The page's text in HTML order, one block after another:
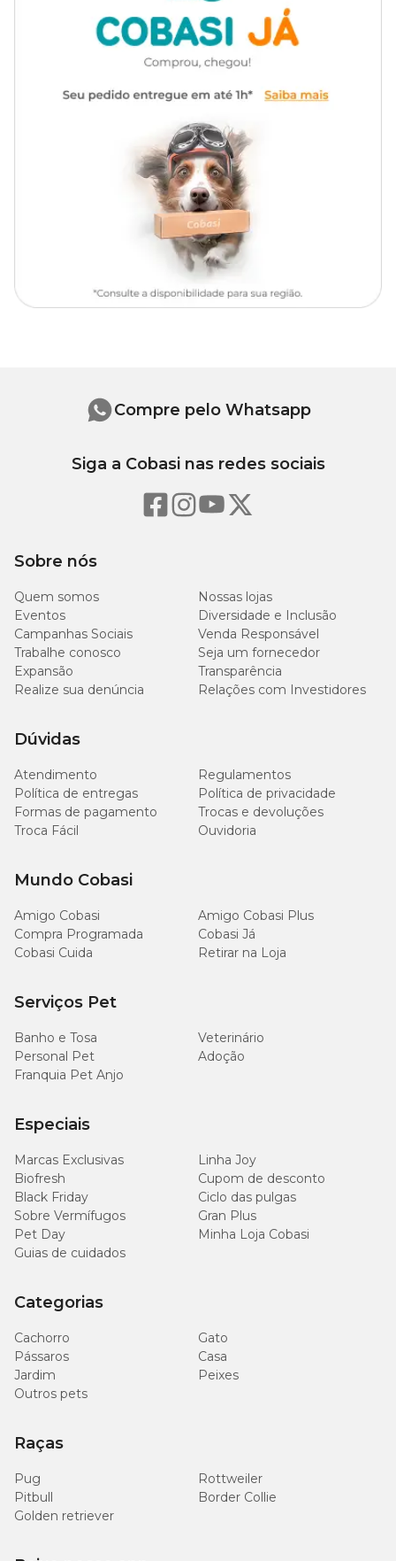
água, deixando agir no mínimo por 10 minutos antes de
Lave bem os objetos ou utensílios utilizados como medida antes de
Elimine todo resíduo de sabão da área a ser desinfetada com
Vet+20, pois o sabão neutraliza a ação bactericida do desinfetante.
Cloreto de alquil dimetíl benzil amônio , emulsificante, fragrância,
Sobre nós
Quem somos
Nossas lojas
Eventos
Diversidade e Inclusão
Campanhas Sociais
Venda Responsável
Trabalhe conosco
Seja um fornecedor
Expansão
Transparência
Realize sua denúncia
Relações com Investidores
Dúvidas
Atendimento
Regulamentos
Política de entregas
Política de privacidade
Formas de pagamento
Trocas e devoluções
Troca Fácil
Ouvidoria
Mundo Cobasi
Amigo Cobasi
Amigo Cobasi Plus
Compra Programada
Cobasi Já
Cobasi Cuida
Retirar na Loja
Serviços Pet
Banho e Tosa
Veterinário
Personal Pet
Adoção
Franquia Pet Anjo
Especiais
Marcas Exclusivas
Linha Joy
Biofresh
Cupom de desconto
Black Friday
Ciclo das pulgas
Sobre Vermífugos
Gran Plus
Pet Day
Minha Loja Cobasi
Guias de cuidados
Categorias
Cachorro
Gato
Pássaros
Casa
Jardim
Peixes
Outros pets
Raças
Pug
Rottweiler
Pitbull
Border Collie
Golden retriever
Compre pelo Whatsapp
Siga a Cobasi nas redes sociais